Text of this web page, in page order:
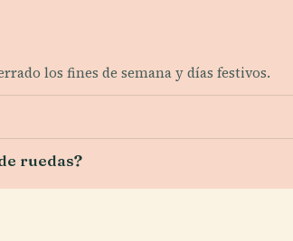
los fines de semana y días festivos.
ruedas?